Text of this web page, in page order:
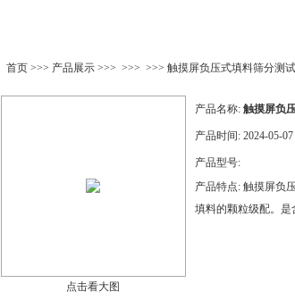
首页>>> 产品展示>>> >>> >>> 触摸屏负压式填料筛分测
点击看大图
产品名称: 触摸屏负
产品时间: 2024-05-07
产品型号:
产品特点: 触摸屏负
填料的颗粒级配。是